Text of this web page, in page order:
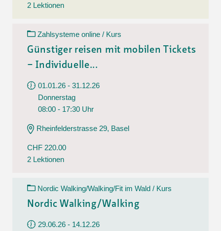
2 Lektionen
Zahlsysteme online / Kurs
Günstiger reisen mit mobilen Tickets
– Individuelle...
01.01.26 - 31.12.26
Donnerstag
08:00 - 17:30 Uhr
Rheinfelderstrasse 29, Basel
CHF 220.00
2 Lektionen
Nordic Walking/Walking/Fit im Wald / Kurs
Nordic Walking/Walking
29.06.26 - 14.12.26